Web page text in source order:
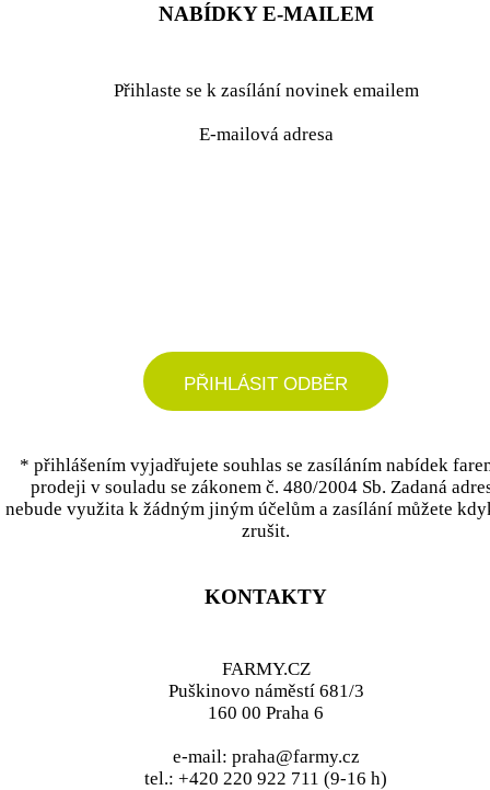
NABÍDKY E-MAILEM
Přihlaste se k zasílání novinek emailem
E-mailová adresa
PŘIHLÁSIT ODBĚR
* přihlášením vyjadřujete souhlas se zasíláním nabídek
prodeji v souladu se zákonem č. 480/2004 Sb. Zadaná
nebude využita k žádným jiným účelům a zasílání můžete
zrušit.
KONTAKTY
FARMY.CZ
Puškinovo náměstí 681/3
160 00 Praha 6
e-mail: praha@farmy.cz
tel.: +420 220 922 711 (9-16 h)